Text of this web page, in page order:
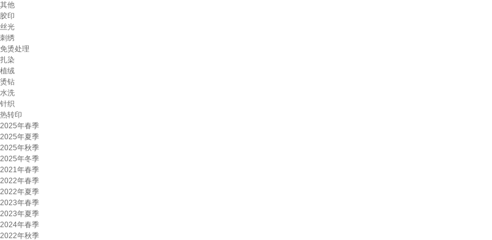
其他
胶印
丝光
刺绣
免烫处理
扎染
植绒
烫钻
水洗
针织
热转印
2025年春季
2025年夏季
2025年秋季
2025年冬季
2021年春季
2022年春季
2022年夏季
2023年春季
2023年夏季
2024年春季
2022年秋季